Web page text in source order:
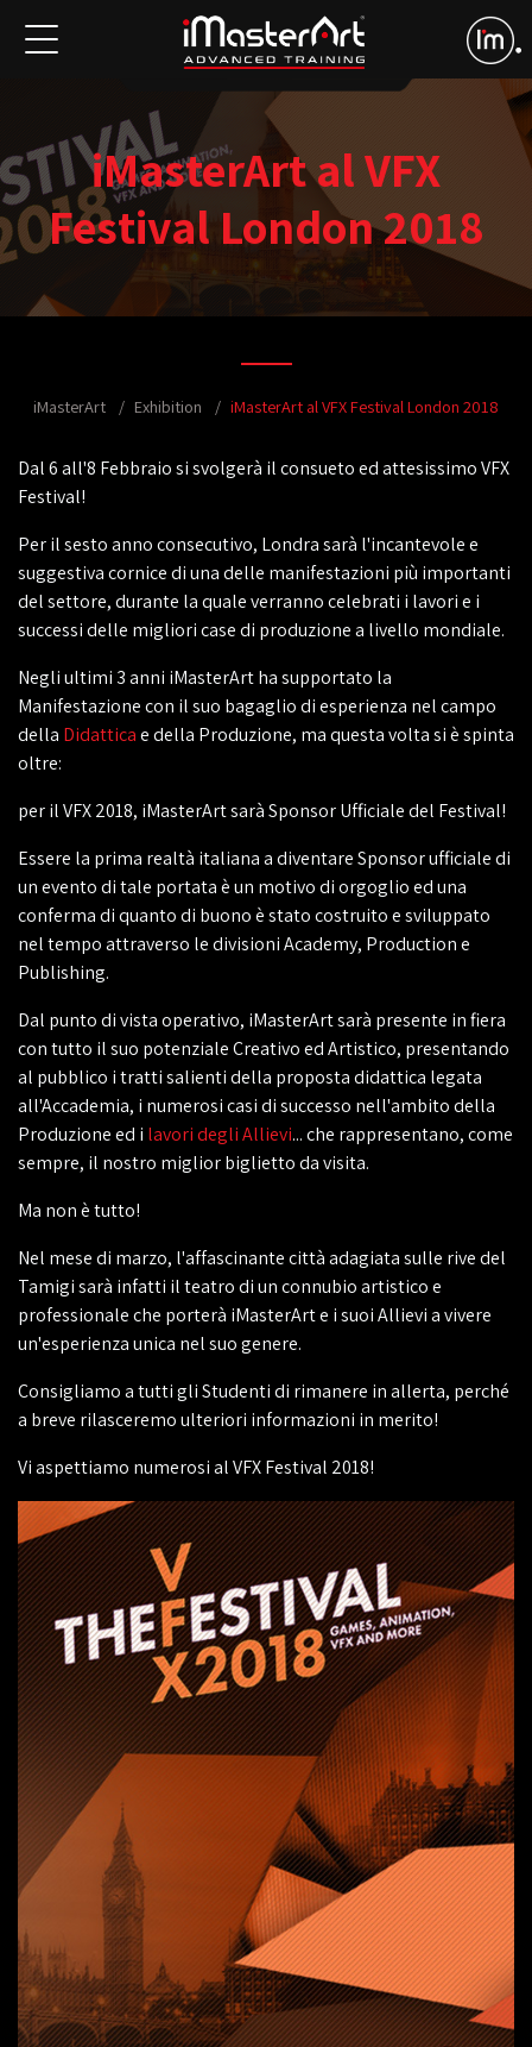
iMasterArt al VFX
Festival London 2018
iMasterArt Exhibition iMasterArt al VFX Festival London 2018
Dal 6 all'8 Febbraio si svolgerà il consueto ed attesissimo VFX
Festival!
Per il sesto anno consecutivo, Londra sarà l'incantevole e
suggestiva cornice di una delle manifestazioni più importanti
del settore, durante la quale verranno celebrati i lavori e i
successi delle migliori case di produzione a livello mondiale.
Negli ultimi 3 anni iMasterArt ha supportato la
Manifestazione con il suo bagaglio di esperienza nel campo
della Didatticae della Produzione, ma questa volta si è spinta
oltre:
per il VFX 2018, iMasterArt sarà Sponsor Ufficiale del Festival!
Essere la prima realtà italiana a diventare Sponsor ufficiale di
un evento di tale portata è un motivo di orgoglio ed una
conferma di quanto di buono è stato costruito e sviluppato
nel tempo attraverso le divisioni Academy, Production e
Publishing.
Dal punto di vista operativo, iMasterArt sarà presente in fiera
con tutto il suo potenziale Creativo ed Artistico, presentando
al pubblico i tratti salienti della proposta didattica legata
all'Accademia, i numerosi casi di successo nell'ambito della
Produzione ed i lavori degli Allievi... che rappresentano, come
sempre, il nostro miglior biglietto da visita.
Ma non è tutto!
Nel mese di marzo, l'affascinante città adagiata sulle rive del
Tamigi sarà infatti il teatro di un connubio artistico e
professionale che porterà iMasterArt e i suoi Allievi a vivere
un'esperienza unica nel suo genere.
Consigliamo a tutti gli Studenti di rimanere in allerta, perché
a breve rilasceremo ulteriori informazioni in merito!
Vi aspettiamo numerosi al VFX Festival 2018!